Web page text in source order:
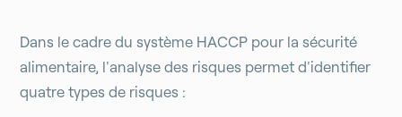
Dans le cadre du système HACCP pour la sécurité
alimentaire, l'analyse des risques permet d'identifier
quatre types de risques :